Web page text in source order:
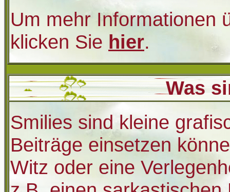
Um mehr Informationen
klicken Sie hier.
Was
Smilies sind kleine
Beiträge einsetzen
Witz oder eine